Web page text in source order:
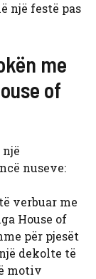
një festë pas
me
of
nuseve:
verbuar me
House of
për pjesët
dekolte të
motiv